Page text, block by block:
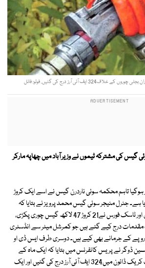
ایف آئی آرز درج کی گئیں. فوٹو: فائل
کی مشترکہ ٹیموں نے وزیر آباد میں چھاپہ مارکر
ہوگیا تاہم محکمہ سوئی ناردرن گیس نے اسے ایک کروڑ
ہے۔ جنرل منیجر سوئی گیس محمد پرویز نے بتایا کہ
گزشتہ ماہ سوئی گیس ٹیموں اور ٹاسک فورس نے21 کروڑ 47 لاکھ گیس چوری پکڑی،
مقدمات درج کیے گئے ہیں جو کمرشل میٹر سے انڈسٹری
کے جرمانے بھی کیے ہیں۔ دوسری طرف ایس ڈی او
ڈوگر نے پریس کانفرنس میں بتایا کہ ایک ماہ کے
دوران بجلی چوروں کے خلاف کریک ڈائون میں324 ایف آئی آرز درج کی گئیں اور ایک